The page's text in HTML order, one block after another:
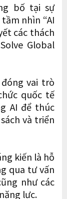
bố tại sự
nhìn “AI
các thách
Global
vai trò
quốc tế
AI để thúc
và triển
kiến là hỗ
qua tư vấn
như các
lực.